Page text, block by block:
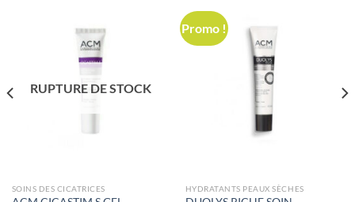
RUPTURE DE STOCK
SOINS DES CICATRICES
Promo !
HYDRATANTS PEAUX SÈCHES